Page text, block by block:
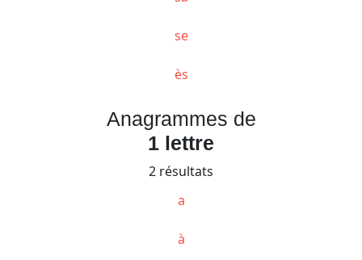
se
ès
Anagrammes de
1 lettre
2 résultats
a
à